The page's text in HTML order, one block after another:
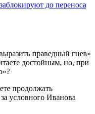
до переноса
праведный гнев»
достойным, но, при
продолжать
условного Иванова